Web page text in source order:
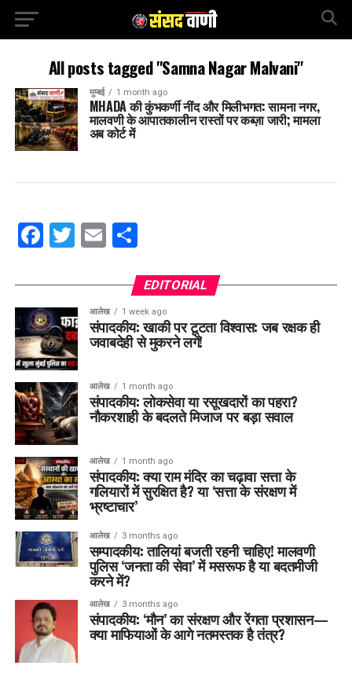
All posts tagged "Samna Nagar Malvani"
मुम्बई 1 month ago
MHADA की कुंभकर्णी नींद और मिलीभगत: सामना नगर,
मालवणी के आपातकालीन रास्तों पर कब्ज़ा जारी; मामला
अब कोर्ट में
Facebook
Twitter
EmailShare
EDITORIAL
आलेख 1 week ago
संपादकीय: खाकी पर टूटता विश्वास: जब रक्षक ही
जवाबदेही से मुकरने लगें!
आलेख 1 month ago
संपादकीय: लोकसेवा या रसूखदारों का पहरा?
नौकरशाही के बदलते मिजाज पर बड़ा सवाल
आलेख 1 month ago
संपादकीय: क्या राम मंदिर का चढ़ावा सत्ता के
गलियारों में सुरक्षित है? या ‘सत्ता के संरक्षण में
भ्रष्टाचार’
आलेख 3 months ago
सम्पादकीय: तालियां बजती रहनी चाहिए! मालवणी
पुलिस ‘जनता की सेवा’ में मसरूफ है या बदतमीजी
करने में?
आलेख 3 months ago
संपादकीय: ‘मौन’ का संरक्षण और रेंगता प्रशासन—
क्या माफियाओं के आगे नतमस्तक है तंत्र?